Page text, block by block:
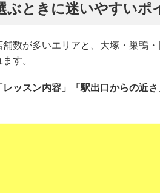
ときに迷いやすいポ
数が多いエリアと、大塚・巣鴨
す。
レッスン内容」「駅出口からの近